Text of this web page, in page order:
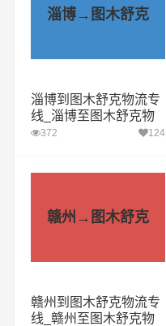
淄博→图木舒克
淄博到图木舒克物流专
线_淄博至图木舒克物
流公司
372 124
赣州→图木舒克
赣州到图木舒克物流专
线_赣州至图木舒克物